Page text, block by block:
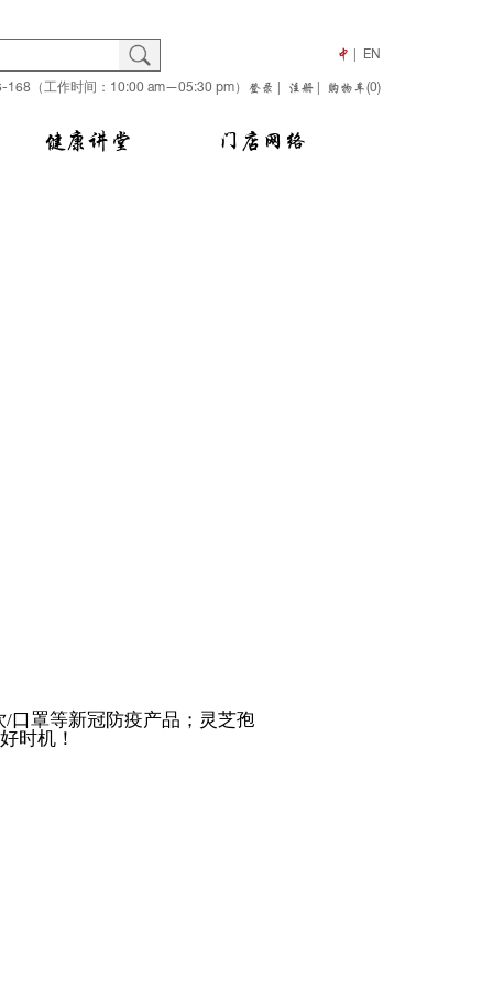
索
Search 中 EN
168（工作时间：10:00 am—05:30 pm） 登录 注册 购物车(0)
健康讲堂 门店网络
口罩等新冠防疫产品；灵芝孢
时机！